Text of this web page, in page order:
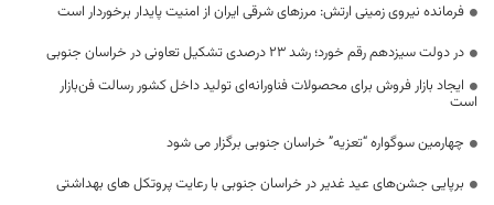
فرمانده نیروی زمینی ارتش: مرزهای شرقی ایران از امنیت پایدار برخوردار است
در دولت سیزدهم رقم خورد؛ رشد ۲۳ درصدی تشکیل تعاونی در خراسان جنوبی
ایجاد بازار فروش برای محصولات فناورانه‌ای تولید داخل کشور رسالت فن‌بازار
است
چهارمین سوگواره “تعزیه” خراسان جنوبی برگزار می شود
برپایی جشن‌های عید غدیر در خراسان جنوبی با رعایت پروتکل های بهداشتی